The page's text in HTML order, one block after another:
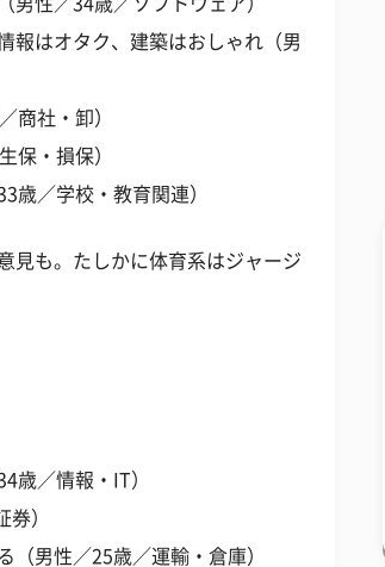
報はオタク、建築はおしゃれ（男
商社・卸）
保・損保）
歳／学校・教育関連）
見も。たしかに体育系はジャージ
歳／情報・IT）
券）
（男性／25歳／運輸・倉庫）